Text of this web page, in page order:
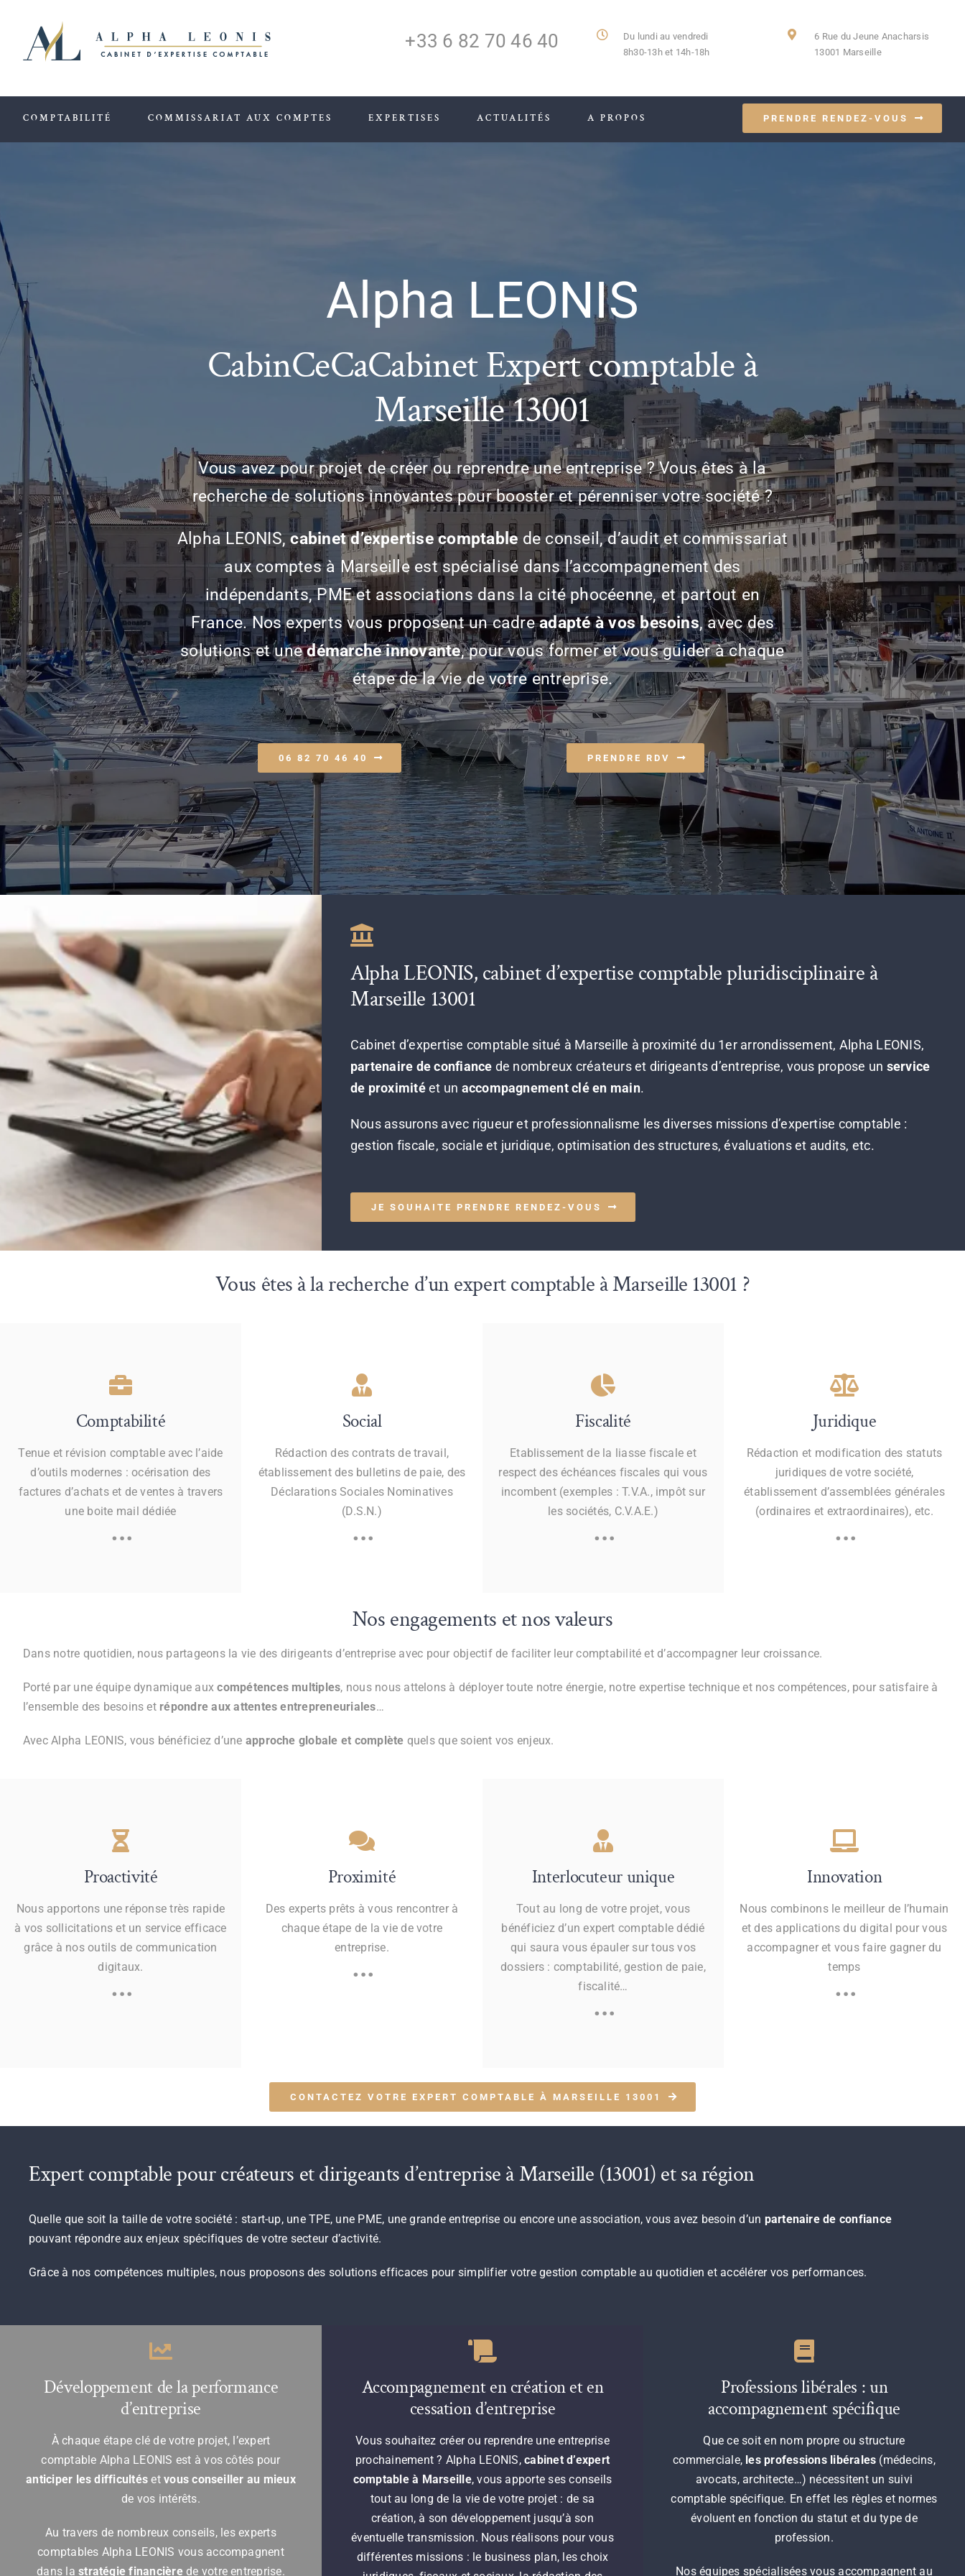
contenu
+33 6 82 70 46 40
Du lundi au vendredi
8h30-13h et 14h-18h
6 Rue du Jeune Anacharsis
13001 Marseille
COMPTABILITÉ COMMISSARIAT AUX COMPTES EXPERTISES ACTUALITÉS A PROPOS PRENDRE RENDEZ-VOUS
Alpha LEONIS
CabinCeCaCabinet Expert comptable à
Marseille 13001
Vous avez pour projet de créer ou reprendre une entreprise ? Vous êtes à la
recherche de solutions innovantes pour booster et pérenniser votre société ?
Alpha LEONIS,cabinet d’expertise comptable de conseil, d’audit et commissariat
aux comptes à Marseille est spécialisé dans l’accompagnement des
indépendants, PME et associations dans la cité phocéenne, et partout en
France. Nos experts vous proposent un cadreadapté à vos besoins, avec des
solutions et unedémarche innovante, pour vous former et vous guider à chaque
étape de la vie de votre entreprise.
06 82 70 46 40 PRENDRE RDV
Alpha LEONIS, cabinet d’expertise comptable pluridisciplinaire à
Marseille 13001
Cabinet d’expertise comptable situé à Marseille à proximité du 1er arrondissement, Alpha LEONIS,
partenaire de confiance de nombreux créateurs et dirigeants d’entreprise, vous propose un service
de proximitéet un accompagnement clé en main.
Nous assurons avec rigueur et professionnalisme les diverses missions d’expertise comptable :
gestion fiscale, sociale et juridique, optimisation des structures, évaluations et audits, etc.
JE SOUHAITE PRENDRE RENDEZ-VOUS
Vous êtes à la recherche d’un expert comptable à Marseille 13001 ?
Comptabilité
Tenue et révision comptable avec l’aide
d’outils modernes : océrisation des
factures d’achats et de ventes à travers
une boite mail dédiée
…
Social
Rédaction des contrats de travail,
établissement des bulletins de paie, des
Déclarations Sociales Nominatives
(D.S.N.)
…
Fiscalité
Etablissement de la liasse fiscale et
respect des échéances fiscales qui vous
incombent (exemples : T.V.A., impôt sur
les sociétés, C.V.A.E.)
…
Juridique
Rédaction et modification des statuts
juridiques de votre société,
établissement d’assemblées générales
(ordinaires et extraordinaires), etc.
…
Nos engagements et nos valeurs
Dans notre quotidien, nous partageons la vie des dirigeants d’entreprise avec pour objectif de faciliter leur comptabilité et d’accompagner leur croissance.
Porté par une équipe dynamique auxcompétences multiples, nous nous attelons à déployer toute notre énergie, notre expertise technique et nos compétences, pour satisfaire à
l’ensemble des besoins et répondre aux attentes entrepreneuriales…
Avec Alpha LEONIS, vous bénéficiez d’une approche globale et complète quels que soient vos enjeux.
Proactivité
Nous apportons une réponse très rapide
à vos sollicitations et un service efficace
grâce à nos outils de communication
digitaux.
…
Proximité
Des experts prêts à vous rencontrer à
chaque étape de la vie de votre
entreprise.
…
Interlocuteur unique
Tout au long de votre projet, vous
bénéficiez d’un expert comptable dédié
qui saura vous épauler sur tous vos
dossiers : comptabilité, gestion de paie,
fiscalité…
…
Innovation
Nous combinons le meilleur de l’humain
et des applications du digital pour vous
accompagner et vous faire gagner du
temps
…
CONTACTEZ VOTRE EXPERT COMPTABLE À MARSEILLE 13001
Expert comptable pour créateurs et dirigeants d’entreprise à Marseille (13001) et sa région
Quelle que soit la taille de votre société : start-up, une TPE, une PME, une grande entreprise ou encore une association, vous avez besoin d’un partenaire de confiance
pouvant répondre aux enjeux spécifiques de votre secteur d’activité.
Grâce à nos compétences multiples, nous proposons des solutions efficaces ​pour simplifier votre gestion comptable au quotidien et accélérer vos performances.
Développement de la performance
d’entreprise
À chaque étape clé de votre projet, l’expert
comptable Alpha LEONIS est à vos côtés pour
anticiper les difficultés etvous conseiller au mieux
de vos intérêts.
Au travers de nombreux conseils, les experts
comptables Alpha LEONIS vous accompagnent
dans lastratégie financièrede votre entreprise.
Accompagnement en création et en
cessation d’entreprise
Vous souhaitez créer ou reprendre une entreprise
prochainement ? Alpha LEONIS,cabinet d’expert
comptable à Marseille, vous apporte ses conseils
tout au long de la vie de votre projet : de sa
création, à son développement jusqu’à son
éventuelle transmission. Nous réalisons pour vous
différentes missions : le business plan, les choix
Professions libérales : un
accompagnement spécifique
Que ce soit en nom propre ou structure
commerciale, les professions libérales (médecins,
avocats, architecte…) nécessitent un suivi
comptable spécifique. En effet les règles et normes
évoluent en fonction du statut et du type de
profession.
Nos équipes spécialisées vous accompagnent au